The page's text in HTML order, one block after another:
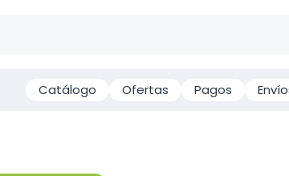
Catálogo Ofertas Pagos